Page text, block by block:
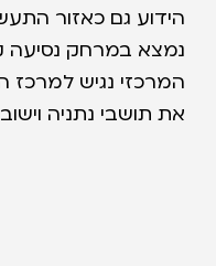
הידוע גם כאזור
המרכזי נגיש למרכז
את תושבי נתניה